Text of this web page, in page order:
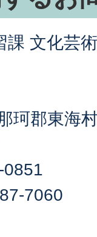
課 文化芸
珂郡東海
0851
7060